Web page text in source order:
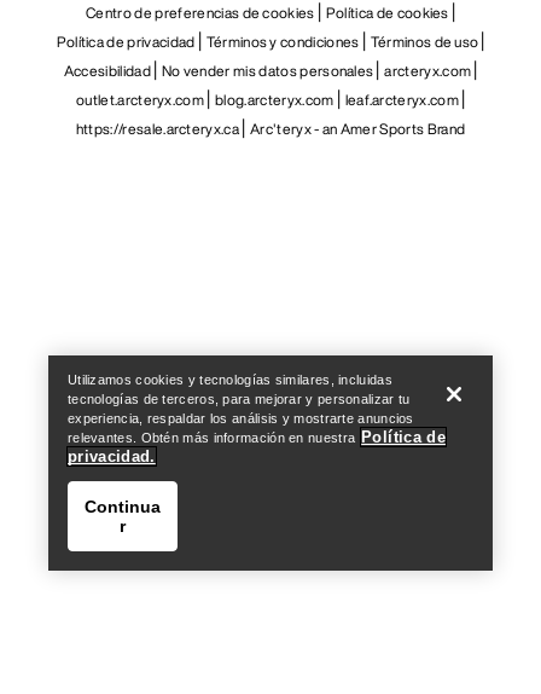
Centro de preferencias de cookies Política de cookies
Política de privacidad Términos y condiciones Términos de uso
Accesibilidad No vender mis datos personales arcteryx.com
outlet.arcteryx.com blog.arcteryx.com leaf.arcteryx.com
https://resale.arcteryx.ca Arc'teryx - an Amer Sports Brand
Utilizamos cookies y tecnologías similares, incluidas
tecnologías de terceros, para mejorar y personalizar tu
experiencia, respaldar los análisis y mostrarte anuncios
relevantes. Obtén más información en nuestra Política de
privacidad.
Continua
r